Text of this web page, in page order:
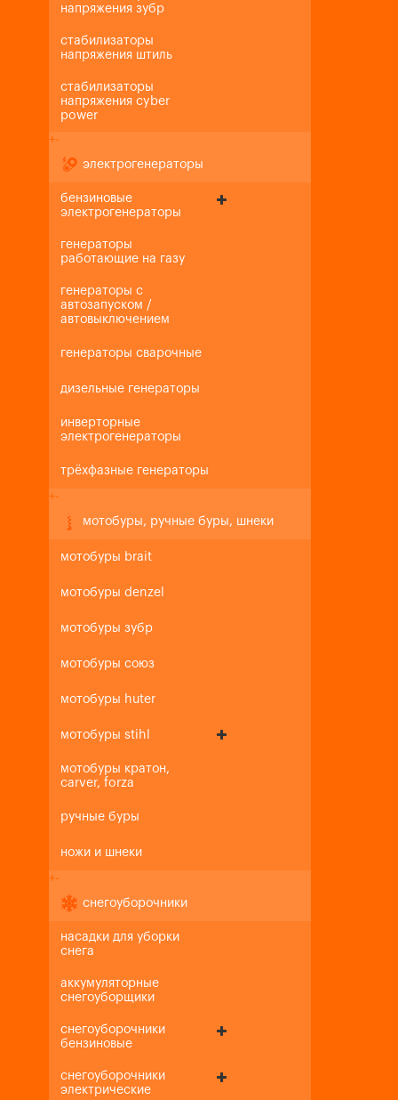
напряжения зубр
стабилизаторы
напряжения штиль
стабилизаторы
напряжения cyber
power
+-
электрогенераторы
бензиновые
электрогенераторы
генераторы
работающие на газу
генераторы с
автозапуском /
автовыключением
генераторы сварочные
дизельные генераторы
инверторные
электрогенераторы
трёхфазные генераторы
+-
мотобуры, ручные буры, шнеки
мотобуры brait
мотобуры denzel
мотобуры зубр
мотобуры союз
мотобуры huter
мотобуры stihl
мотобуры кратон,
carver, forza
ручные буры
ножи и шнеки
+-
снегоуборочники
насадки для уборки
снега
аккумуляторные
снегоуборщики
снегоуборочники
бензиновые
снегоуборочники
электрические